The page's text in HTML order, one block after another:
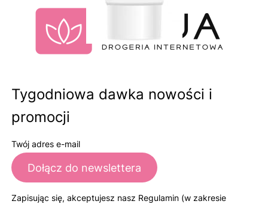
Tygodniowa dawka nowości i
promocji
Twój adres e-mail
Dołącz do newslettera
Zapisując się, akceptujesz nasz Regulamin (w zakresie